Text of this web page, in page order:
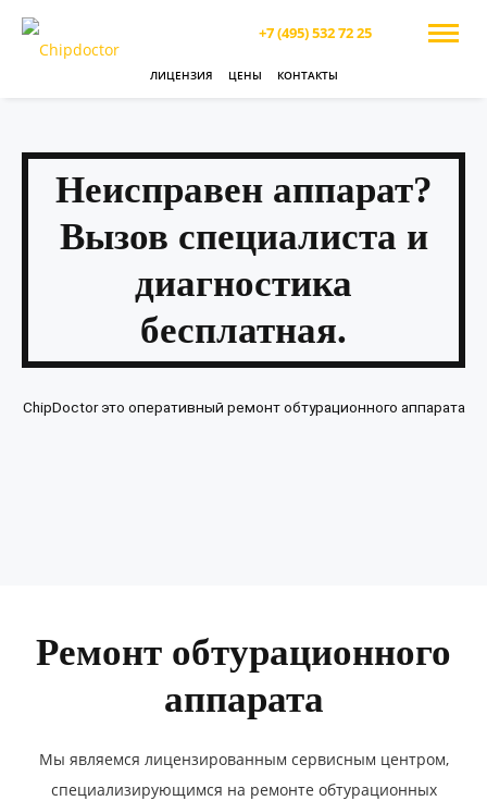
+7 (495) 532 72 25
ЛИЦЕНЗИЯ ЦЕНЫ КОНТАКТЫ
Неисправен аппарат?
Вызов специалиста и
диагностика
бесплатная.
ChipDoctor это оперативный ремонт обтурационного аппарата
Ремонт обтурационного
аппарата
Мы являемся лицензированным сервисным центром,
специализирующимся на ремонте обтурационных